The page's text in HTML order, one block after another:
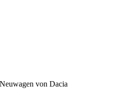
Neuwagen von Dacia